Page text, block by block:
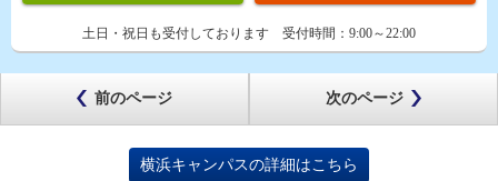
土日・祝日も受付しております 受付時間： 9:00～22:00
前のページ 次のページ
横浜キャンパスの詳細はこちら